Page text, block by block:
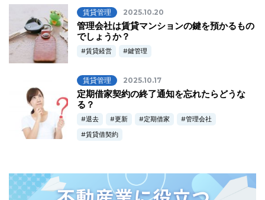
賃貸管理 2025.10.20
管理会社は賃貸マンションの鍵を預かるもの
でしょうか？
賃貸経営 鍵管理
賃貸管理 2025.10.17
定期借家契約の終了通知を忘れたらどうな
る？
退去 更新 定期借家
管理会社
賃貸借契約